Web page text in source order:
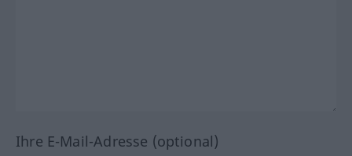
Ihre E-Mail-Adresse (optional)